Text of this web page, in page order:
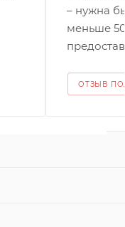
– нужна
меньше
ОТЗЫВ